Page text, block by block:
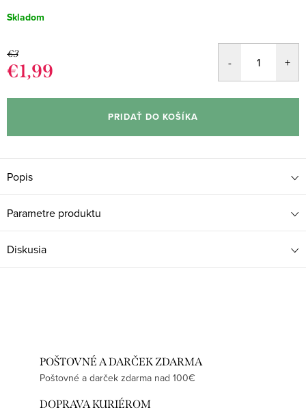
Skladom
€3
€1,99
cena:
PRIDAŤ DO KOŠÍKA
Popis
Parametre produktu
Diskusia
POŠTOVNÉ A DARČEK ZDARMA
Poštovné a darček zdarma nad 100€
DOPRAVA KURIÉROM